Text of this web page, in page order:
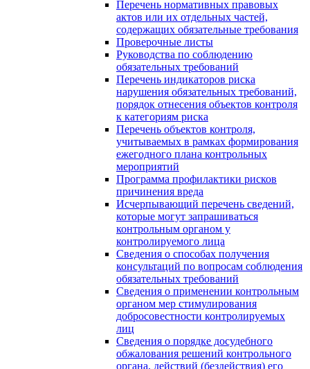
Перечень нормативных правовых
актов или их отдельных частей,
содержащих обязательные требования
Проверочные листы
Руководства по соблюдению
обязательных требований
Перечень индикаторов риска
нарушения обязательных требований,
порядок отнесения объектов контроля
к категориям риска
Перечень объектов контроля,
учитываемых в рамках формирования
ежегодного плана контрольных
мероприятий
Программа профилактики рисков
причинения вреда
Исчерпывающий перечень сведений,
которые могут запрашиваться
контрольным органом у
контролируемого лица
Сведения о способах получения
консультаций по вопросам соблюдения
обязательных требований
Сведения о применении контрольным
органом мер стимулирования
добросовестности контролируемых
лиц
Сведения о порядке досудебного
обжалования решений контрольного
органа, действий (бездействия) его